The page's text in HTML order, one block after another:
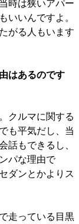
時は狭いアパー
いいんですよ。
がる人もいます
はあるのです
クルマに関する
も平気だし、当
話もできるし、
パな理由で
ダンとかよりス
走っている目黒